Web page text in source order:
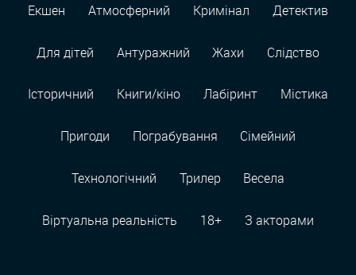
Екшен Атмосферний Кримінал Детектив
Для дітей Антуражний Жахи Слідство
Історичний Книги/кіно Лабіринт Містика
Пригоди Пограбування Сімейний
Технологiчний Трилер Весела
Віртуальна реальність 18+ З акторами